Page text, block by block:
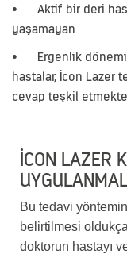
•
Aktif bir deri
yaşamayan
•
Ergenlik
hastalar, İcon Lazer
cevap teşkil
İCON LAZER
Bu tedavi
belirtilmesi
doktorun hastayı